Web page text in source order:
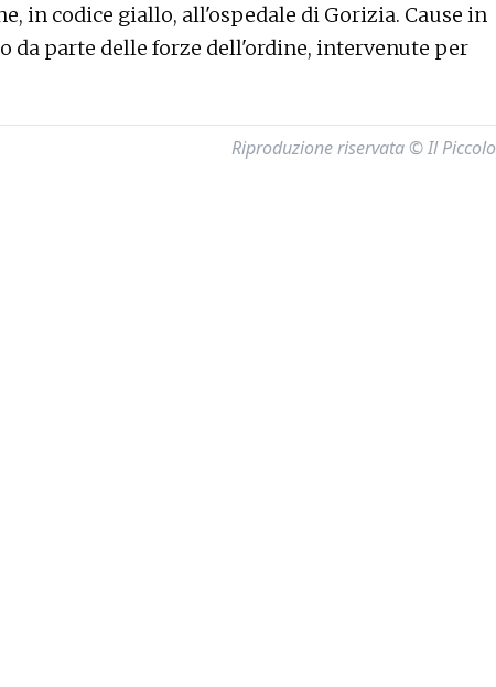
in codice giallo, all'ospedale di Gorizia. Cause in
da parte delle forze dell'ordine, intervenute per
Riproduzione riservata © Il Piccolo